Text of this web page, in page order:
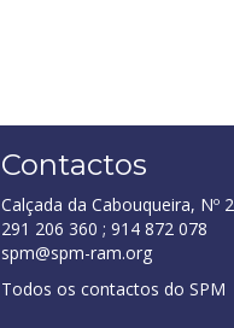
Contactos
Calçada da Cabouqueira, Nº
291 206 360 ; 914 872 078
spm@spm-ram.org
Todos os contactos do SPM